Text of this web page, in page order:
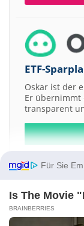
ETF-
Oskar ist der
Er übernimmt
transparent
Aktien ATX
Für Sie
Is The Movie
BRAINBERRIES